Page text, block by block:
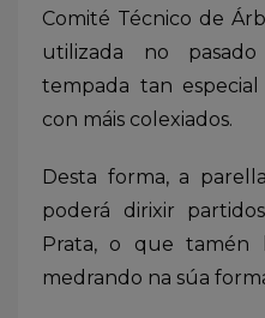
Comité Técnico de
utilizada no
tempada tan
con máis colexiados.
Desta forma, a
poderá dirixir
Prata, o que tamén
medrando na súa